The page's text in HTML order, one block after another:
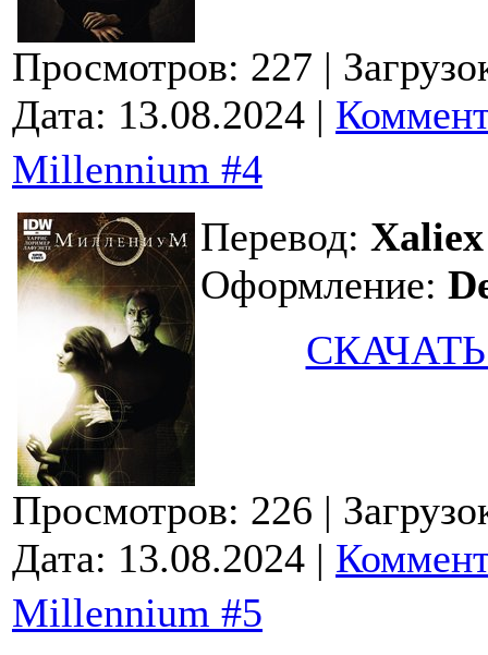
Просмотров: 227 |
Дата: 13.08.2024 |
Millennium #4
Перевод: Xaliex
Оформление:
Просмотров: 226 |
Дата: 13.08.2024 |
Millennium #5